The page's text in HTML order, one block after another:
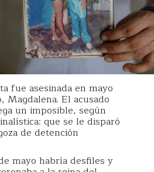
fue asesinada en mayo
Magdalena. El acusado
un imposible, según
que se le disparó
de detención
mayo habría desfiles y